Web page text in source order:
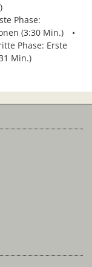
Phase:
(3:30 Min.)
Phase: Erste
Min.)